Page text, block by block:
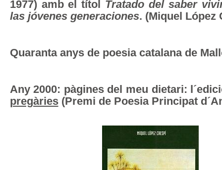
1977) amb el títol Tratado del saber
las jóvenes generaciones. (Miquel López
Quaranta anys de poesia catalana de
Any 2000: pàgines del meu dietari:
pregàries(Premi de Poesia Principat